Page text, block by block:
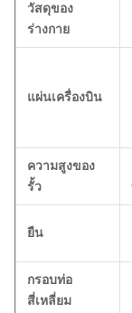
วัสดุของ
ร่างกาย
แผ่นเครื่องบิน
ความสูงของ
รั้ว
ยืน
กรอบท่อ
สี่เหลี่ยม